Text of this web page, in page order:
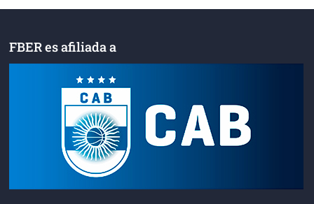
FBER es afiliada a